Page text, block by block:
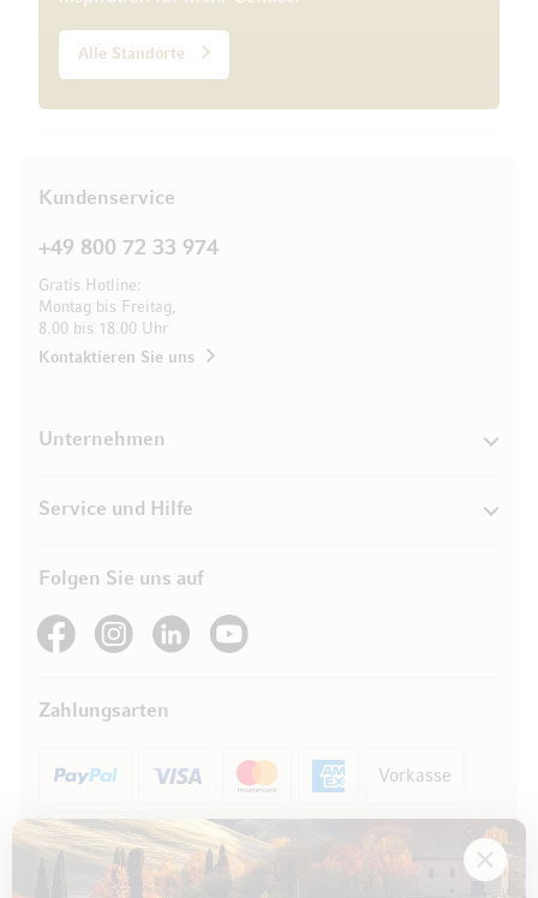
Alle Standorte
Kundenservice
+49 800 72 33 974
Gratis Hotline:
Montag bis Freitag,
8.00 bis 18.00 Uhr
Kontaktieren Sie uns
Unternehmen
Service und Hilfe
Folgen Sie uns auf
See our FacebookSee our Instagram account
See our LinkedInSee our YouTube channel
Zahlungsarten
Vorkasse
Rechnung